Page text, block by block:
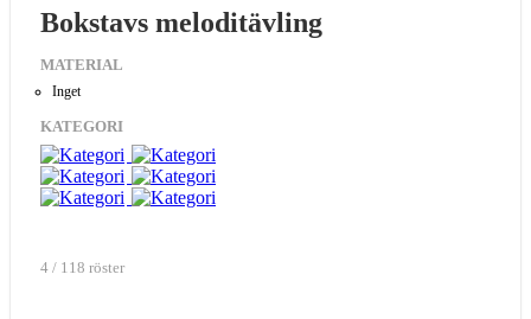
Bokstavs meloditävling
MATERIAL
Inget
KATEGORI
4 / 118 röster